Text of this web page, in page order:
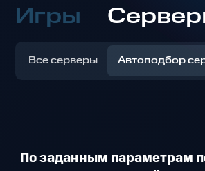
Игры
Все серверы Автоподбор
По заданным параметрам